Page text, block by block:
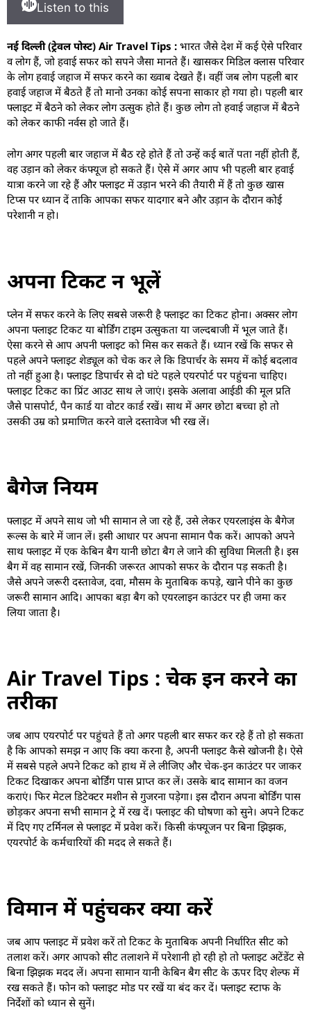
Listen to this
नई दिल्ली (ट्रेवल पोस्ट) Air Travel Tips : भारत जैसे देश में कई ऐसे परिवार
व लोग हैं, जो हवाई सफर को सपने जैसा मानते हैं। खासकर मिडिल क्लास परिवार
के लोग हवाई जहाज में सफर करने का ख्वाब देखते हैं। वहीं जब लोग पहली बार
हवाई जहाज में बैठते हैं तो मानो उनका कोई सपना साकार हो गया हो। पहली बार
फ्लाइट में बैठने को लेकर लोग उत्सुक होते हैं। कुछ लोग तो हवाई जहाज में बैठने
को लेकर काफी नर्वस हो जाते हैं।
लोग अगर पहली बार जहाज में बैठ रहे होते हैं तो उन्हें कई बातें पता नहीं होती हैं,
वह उड़ान को लेकर कंफ्यूज हो सकते हैं। ऐसे में अगर आप भी पहली बार हवाई
यात्रा करने जा रहे हैं और फ्लाइट में उड़ान भरने की तैयारी में हैं तो कुछ खास
टिप्स पर ध्यान दें ताकि आपका सफर यादगार बने और उड़ान के दौरान कोई
परेशानी न हो।
अपना टिकट न भूलें
प्लेन में सफर करने के लिए सबसे जरूरी है फ्लाइट का टिकट होना। अक्सर लोग
अपना फ्लाइट टिकट या बोर्डिंग टाइम उत्सुकता या जल्दबाजी में भूल जाते हैं।
ऐसा करने से आप अपनी फ्लाइट को मिस कर सकते हैं। ध्यान रखें कि सफर से
पहले अपने फ्लाइट शेड्यूल को चेक कर ले कि डिपार्चर के समय में कोई बदलाव
तो नहीं हुआ है। फ्लाइट डिपार्चर से दो घंटे पहले एयरपोर्ट पर पहुंचना चाहिए।
फ्लाइट टिकट का प्रिंट आउट साथ ले जाएं। इसके अलावा आईडी की मूल प्रति
जैसे पासपोर्ट, पैन कार्ड या वोटर कार्ड रखें। साथ में अगर छोटा बच्चा हो तो
उसकी उम्र को प्रमाणित करने वाले दस्तावेज भी रख लें।
बैगेज नियम
फ्लाइट में अपने साथ जो भी सामान ले जा रहे हैं, उसे लेकर एयरलाइंस के बैगेज
रूल्स के बारे में जान लें। इसी आधार पर अपना सामान पैक करें। आपको अपने
साथ फ्लाइट में एक केबिन बैग यानी छोटा बैग ले जाने की सुविधा मिलती है। इस
बैग में वह सामान रखें, जिनकी जरूरत आपको सफर के दौरान पड़ सकती है।
जैसे अपने जरूरी दस्तावेज, दवा, मौसम के मुताबिक कपड़े, खाने पीने का कुछ
जरूरी सामान आदि। आपका बड़ा बैग को एयरलाइन काउंटर पर ही जमा कर
लिया जाता है।
Air Travel Tips : चेक इन करने का
तरीका
जब आप एयरपोर्ट पर पहुंचते हैं तो अगर पहली बार सफर कर रहे हैं तो हो सकता
है कि आपको समझ न आए कि क्या करना है, अपनी फ्लाइट कैसे खोजनी है। ऐसे
में सबसे पहले अपने टिकट को हाथ में ले लीजिए और चेक-इन काउंटर पर जाकर
टिकट दिखाकर अपना बोर्डिंग पास प्राप्त कर लें। उसके बाद सामान का वजन
कराएं। फिर मेटल डिटेक्टर मशीन से गुजरना पड़ेगा। इस दौरान अपना बोर्डिंग पास
छोड़कर अपना सभी सामान ट्रे में रख दें। फ्लाइट की घोषणा को सुने। अपने टिकट
में दिए गए टर्मिनल से फ्लाइट में प्रवेश करें। किसी कंफ्यूजन पर बिना झिझक,
एयरपोर्ट के कर्मचारियों की मदद ले सकते हैं।
विमान में पहुंचकर क्या करें
जब आप फ्लाइट में प्रवेश करें तो टिकट के मुताबिक अपनी निर्धारित सीट को
तलाश करें। अगर आपको सीट तलाशने में परेशानी हो रही हो तो फ्लाइट अटेंडेंट से
बिना झिझक मदद लें। अपना सामान यानी केबिन बैग सीट के ऊपर दिए शेल्फ में
रख सकते हैं। फोन को फ्लाइट मोड पर रखें या बंद कर दें। फ्लाइट स्टाफ के
निर्देशों को ध्यान से सुनें।